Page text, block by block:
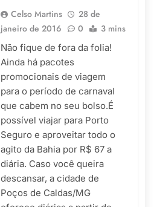
Celso Martins
28 de
janeiro de 2016
0 3 mins
Não fique de fora da folia!
Ainda há pacotes
promocionais de viagem
para o período de carnaval
que cabem no seu bolso.É
possível viajar para Porto
Seguro e aproveitar todo o
agito da Bahia por R$ 67 a
diária. Caso você queira
descansar, a cidade de
Poços de Caldas/MG